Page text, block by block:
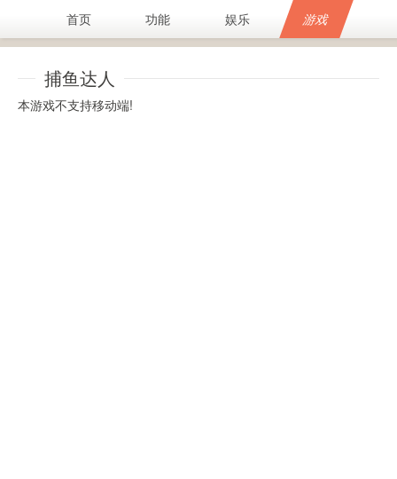
首页 功能 娱乐 游戏
捕鱼达人
本游戏不支持移动端!